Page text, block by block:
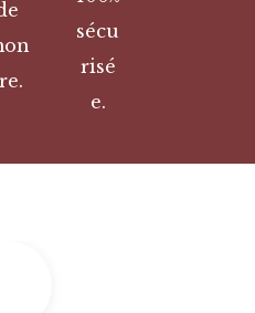
sécu
risé
e.